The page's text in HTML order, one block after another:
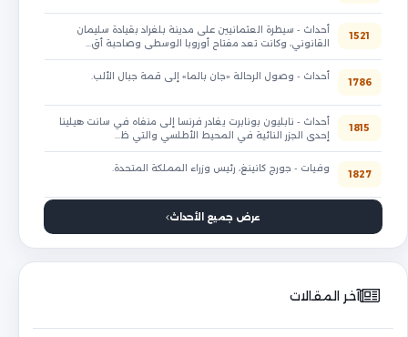
1521
أحداث - سيطرة العثمانيين على مدينة بلغراد بقيادة سليمان
القانوني، وكانت تعد مفتاح أوروبا الوسطى وصاحبة أق…
1786
أحداث - وصول الرحالة «جان بالما» إلى قمة جبال الألب.
1815
أحداث - نابليون بونابرت يغادر فرنسا إلى منفاه في سانت هيلينا
إحدى الجزر النائية في المحيط الأطلسي والتي ظ…
1827
وفيات - جورج كانينغ، رئيس وزراء المملكة المتحدة.
عرض جميع الأحداث
آخر المقالات